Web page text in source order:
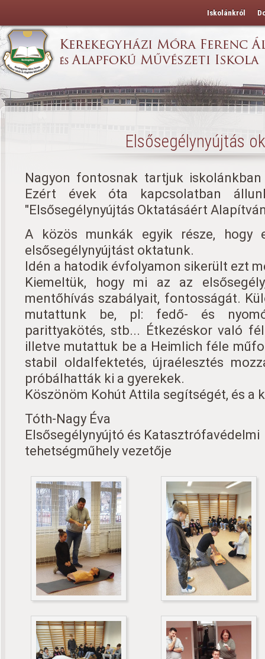
Iskolánkról
Elsősegélynyújtás
Nagyon fontosnak tartjuk
Ezért évek óta kapcsolatban
"Elsősegélynyújtás Oktatásáért
A közös munkák egyik része, hogy
elsősegélynyújtást oktatunk.
Idén a hatodik évfolyamon sikerült ezt
Kiemeltük, hogy mi az az
mentőhívás szabályait, fontosságát.
mutattunk be, pl: fedő- és
parittyakötés, stb... Étkezéskor való
illetve mutattuk be a Heimlich féle
stabil oldalfektetés, újraélesztés
próbálhatták ki a gyerekek.
Köszönöm Kohút Attila segítségét, és a
Tóth-Nagy Éva
Elsősegélynyújtó és Katasztrófavédelmi
tehetségműhely vezetője